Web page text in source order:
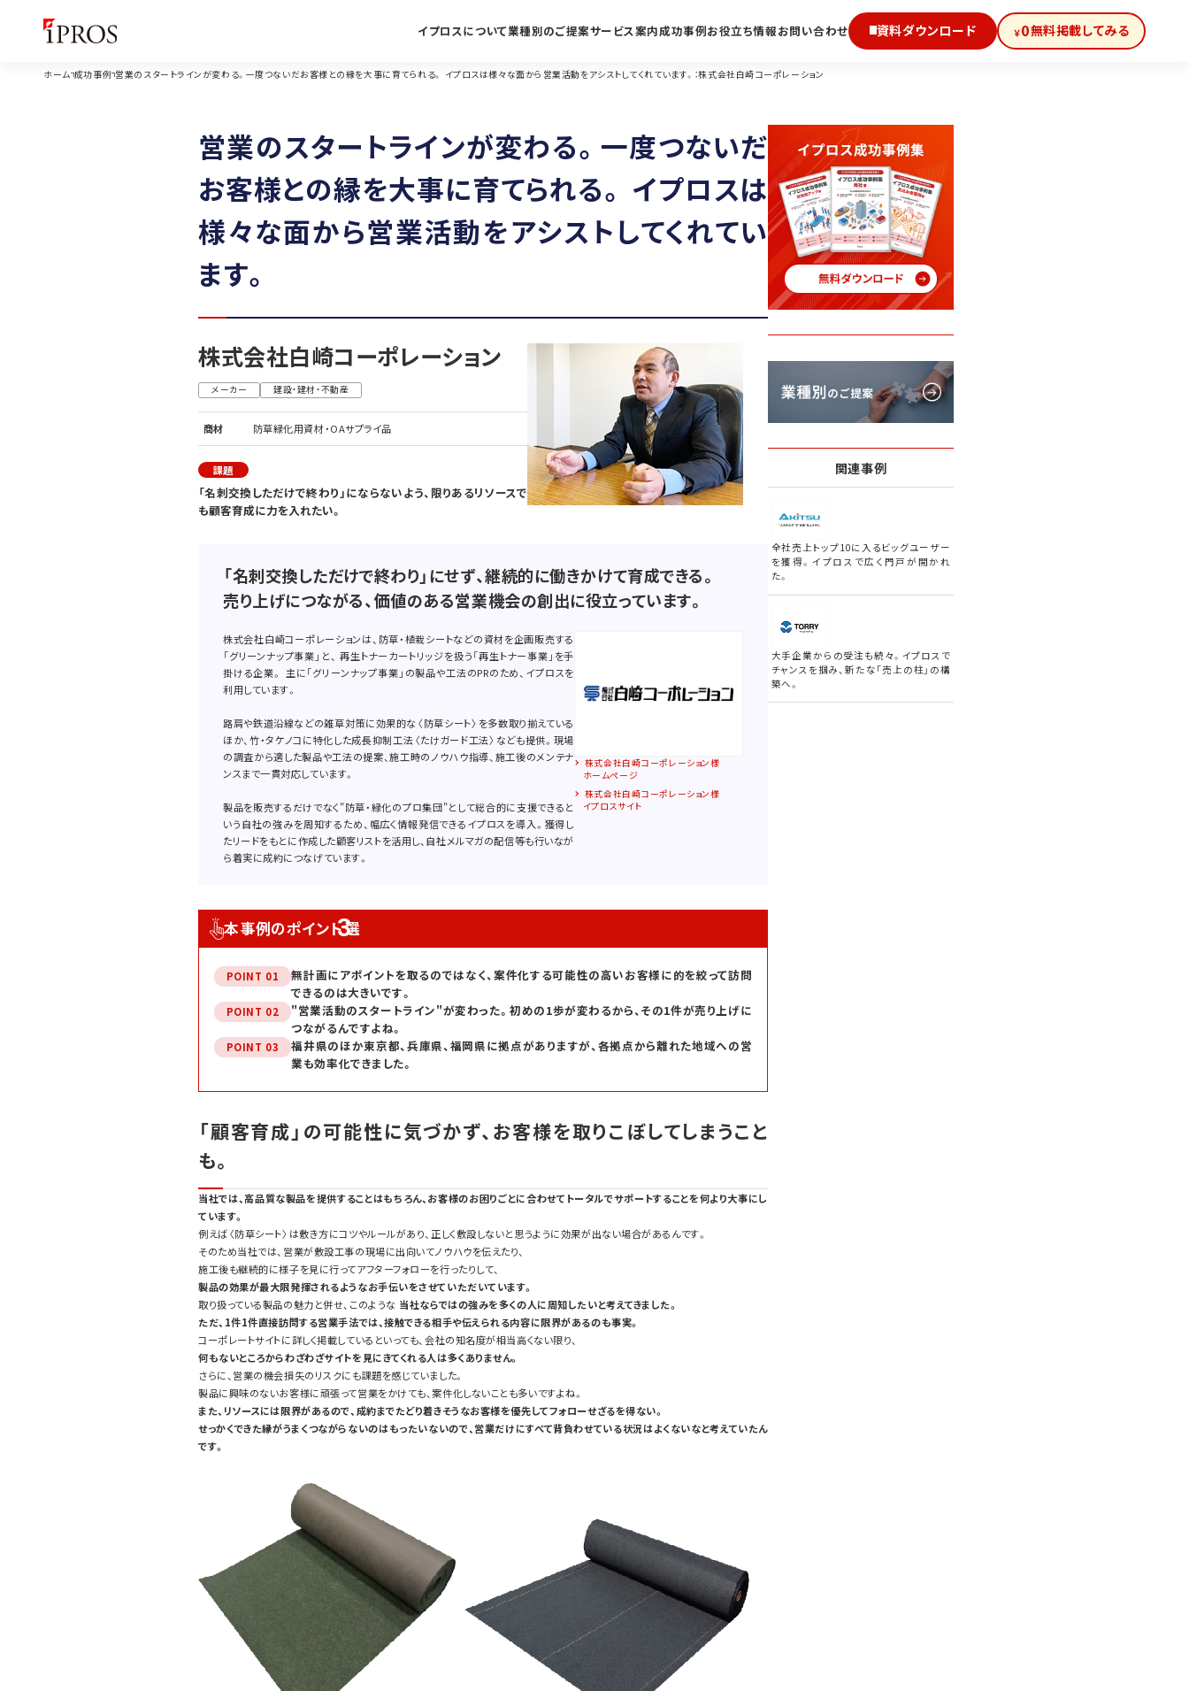
イプロスについて業種別のご提案サービス案内成功事例お役立ち情報お問い合わせ 資料ダウンロード ￥0無料掲載してみる
ホーム 成功事例 営業のスタートラインが変わる。一度つないだお客様との縁を大事に育てられる。 イプロスは様々な面から営業活動をアシストしてくれています。：株式会社白崎コーポレーション
営業のスタートラインが変わる。一度つないだ
お客様との縁を大事に育てられる。 イプロスは
様々な面から営業活動をアシストしてくれてい
ます。
株式会社白崎コーポレーション
メーカー 建設・建材・不動産
商材 防草緑化用資材・OAサプライ品
課題
「名刺交換しただけで終わり」にならないよう、限りあるリソースで
も顧客育成に力を入れたい。
「名刺交換しただけで終わり」にせず、継続的に働きかけて育成できる。
売り上げにつながる、価値のある営業機会の創出に役立っています。
株式会社白崎コーポレーションは、防草・植栽シートなどの資材を企画販売する
「グリーンナップ事業」と、 再生トナーカートリッジを扱う「再生トナー事業」を手
掛ける企業。 主に「グリーンナップ事業」の製品や工法のPRのため、イプロスを
利用しています。
路肩や鉄道沿線などの雑草対策に効果的な〈防草シート〉を多数取り揃えている
ほか、竹・タケノコに特化した成長抑制工法〈たけガード工法〉なども提供。現場
の調査から適した製品や工法の提案、施工時のノウハウ指導、施工後のメンテナ
ンスまで一貫対応しています。
製品を販売するだけでなく"防草・緑化のプロ集団"として総合的に支援できると
いう自社の強みを周知するため、幅広く情報発信できるイプロスを導入。獲得し
たリードをもとに作成した顧客リストを活用し、自社メルマガの配信等も行いなが
ら着実に成約につなげています。
株式会社白崎コーポレーション様
ホームページ
株式会社白崎コーポレーション様
イプロスサイト
本事例のポイント3選
POINT 01
無計画にアポイントを取るのではなく、案件化する可能性の高いお客様に的を絞って訪問
できるのは大きいです。
POINT 02
"営業活動のスタートライン"が変わった。初めの1歩が変わるから、その1件が売り上げに
つながるんですよね。
POINT 03
福井県のほか東京都、兵庫県、福岡県に拠点がありますが、各拠点から離れた地域への営
業も効率化できました。
「顧客育成」の可能性に気づかず、お客様を取りこぼしてしまうこと
も。
当社では、高品質な製品を提供することはもちろん、お客様のお困りごとに合わせてトータルでサポートすることを何より大事にし
ています。
例えば〈防草シート〉は敷き方にコツやルールがあり、正しく敷設しないと思うように効果が出ない場合があるんです。
そのため当社では、営業が敷設工事の現場に出向いてノウハウを伝えたり、
施工後も継続的に様子を見に行ってアフターフォローを行ったりして、
製品の効果が最大限発揮されるようなお手伝いをさせていただいています。
取り扱っている製品の魅力と併せ、このような 当社ならではの強みを多くの人に周知したいと考えてきました。
ただ、1件1件直接訪問する営業手法では、接触できる相手や伝えられる内容に限界があるのも事実。
コーポレートサイトに詳しく掲載しているといっても、会社の知名度が相当高くない限り、
何もないところからわざわざサイトを見にきてくれる人は多くありません。
さらに、営業の機会損失のリスクにも課題を感じていました。
製品に興味のないお客様に頑張って営業をかけても、案件化しないことも多いですよね。
また、リソースには限界があるので、成約までたどり着きそうなお客様を優先してフォローせざるを得ない。
せっかくできた縁がうまくつながらないのはもったいないので、営業だけにすべて背負わせている状況はよくないなと考えていたん
です。
関連事例
全社売上トップ10に入るビッグユーザー
を獲得。イプロスで広く門戸が開かれ
た。
大手企業からの受注も続々。イプロスで
チャンスを掴み、新たな「売上の柱」の構
築へ。